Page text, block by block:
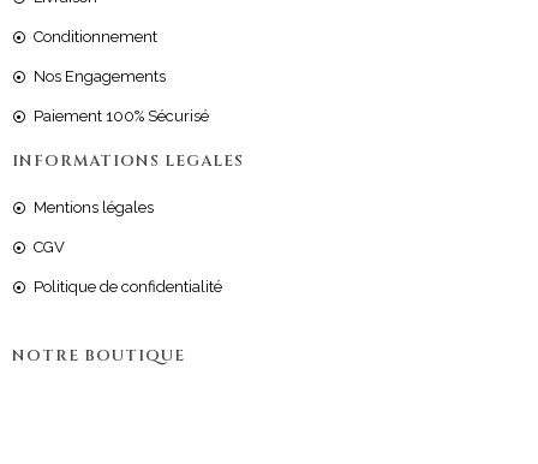
Conditionnement
Nos Engagements
Paiement 100% Sécurisé
INFORMATIONS LEGALES
Mentions légales
CGV
Politique de confidentialité
NOTRE BOUTIQUE